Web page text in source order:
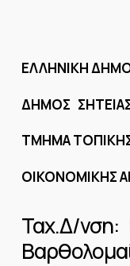
ΔΗΜΟΣ
ΤΜΗΜΑ
Ταχ.Δ/νση: